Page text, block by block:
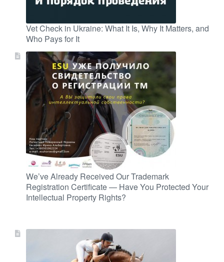
Vet Check in Ukraine: What It Is, Why It Matters, and
Who Pays for It
We’ve Already Received Our Trademark
Registration Certificate — Have You Protected Your
Intellectual Property Rights?